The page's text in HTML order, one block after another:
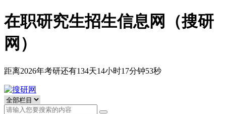
在职研究生招生信息网（搜研
网）
距离2026年考研还有134天14小时17分钟52秒